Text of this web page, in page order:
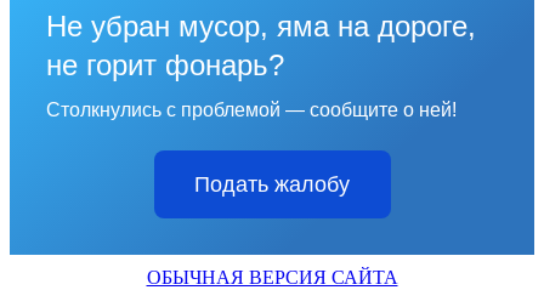
Не убран мусор, яма на дороге,
не горит фонарь?
Столкнулись с проблемой — сообщите о ней!
Подать жалобу
ОБЫЧНАЯ ВЕРСИЯ САЙТА